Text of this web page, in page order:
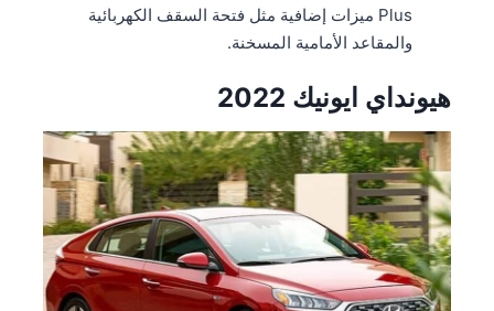
Plus ميزات إضافية مثل فتحة السقف الكهربائية
والمقاعد الأمامية المسخنة.
هيونداي ايونيك 2022